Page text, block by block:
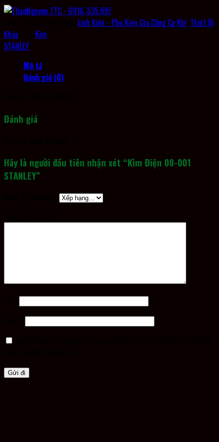
Linh Kiện - Phụ Kiện Gia Công Cơ Khí Thiết Bị
Khác
Kìm
STANLEY
Mô tả
Đánh giá (0)
Đánh giá
Hãy là người đầu tiên nhận xét “Kìm Điện 08-001
STANLEY”